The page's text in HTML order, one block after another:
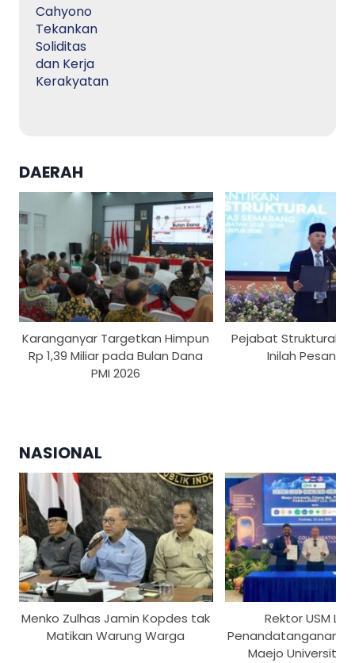
DAERAH
Karanganyar Targetkan Himpun
Rp 1,39 Miliar pada Bulan Dana
PMI 2026
Pejabat Struktural
Inilah Pesan
NASIONAL
Menko Zulhas Jamin Kopdes tak
Matikan Warung Warga
Rektor USM
Penandatanganan
Maejo University